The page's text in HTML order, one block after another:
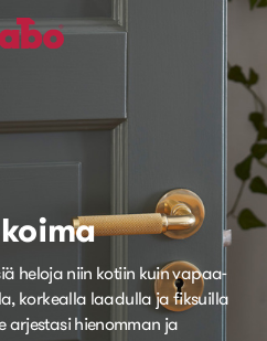
heloja niin kotiin kuin vapaa-
korkealla laadulla ja fiksuilla
arjestasi hienomman ja